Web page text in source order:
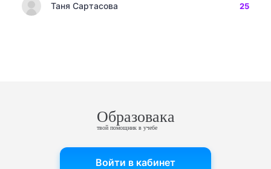
Таня Сартасова 25
Образовака
твой помощник в учебе
Войти в кабинет